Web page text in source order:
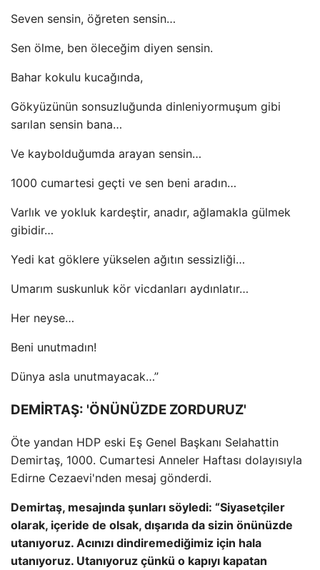
Seven sensin, öğreten sensin…
Sen ölme, ben öleceğim diyen sensin.
Bahar kokulu kucağında,
Gökyüzünün sonsuzluğunda dinleniyormuşum gibi
sarılan sensin bana…
Ve kaybolduğumda arayan sensin…
1000 cumartesi geçti ve sen beni aradın…
Varlık ve yokluk kardeştir, anadır, ağlamakla gülmek
gibidir…
Yedi kat göklere yükselen ağıtın sessizliği…
Umarım suskunluk kör vicdanları aydınlatır…
Her neyse…
Beni unutmadın!
Dünya asla unutmayacak…”
DEMİRTAŞ: 'ÖNÜNÜZDE ZORDURUZ'
Öte yandan HDP eski Eş Genel Başkanı Selahattin
Demirtaş, 1000. Cumartesi Anneler Haftası dolayısıyla
Edirne Cezaevi'nden mesaj gönderdi.
Demirtaş, mesajında ​​şunları söyledi: “Siyasetçiler
olarak, içeride de olsak, dışarıda da sizin önünüzde
utanıyoruz. Acınızı dindiremediğimiz için hala
utanıyoruz. Utanıyoruz çünkü o kapıyı kapatan